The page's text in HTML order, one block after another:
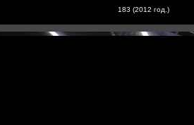
183 (2012 год.)